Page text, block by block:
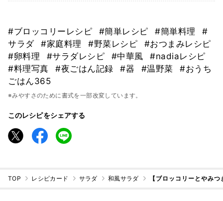
#ブロッコリーレシピ #簡単レシピ #簡単料理
#
サラダ
#家庭料理 #野菜レシピ
#おつまみレシピ
#卵料理
#サラダレシピ #中華風
#nadiaレシピ
#料理写真
#夜ごはん記録 #器 #温野菜
#おうち
ごはん365
※みやすさのために書式を一部改変しています。
このレシピをシェアする
TOP レシピカード サラダ 和風サラダ 【ブロッコリーとやみ